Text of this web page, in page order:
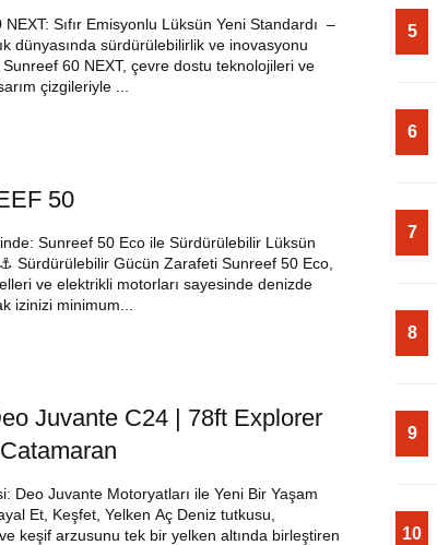
Sıfır Emisyonlu Lüksün Yeni Standardı –
dünyasında sürdürülebilirlik ve inovasyonu
60 NEXT, çevre dostu teknolojileri ve
çizgileriyle ...
50
Sunreef 50 Eco ile Sürdürülebilir Lüksün
Sürdürülebilir Gücün Zarafeti Sunreef 50 Eco,
ve elektrikli motorları sayesinde denizde
izinizi minimum...
Juvante C24 | 78ft Explorer
Deo Juvante Motoryatları ile Yeni Bir Yaşam
Et, Keşfet, Yelken Aç Deniz tutkusu,
keşif arzusunu tek bir yelken altında birleştiren
5
6
7
8
9
10